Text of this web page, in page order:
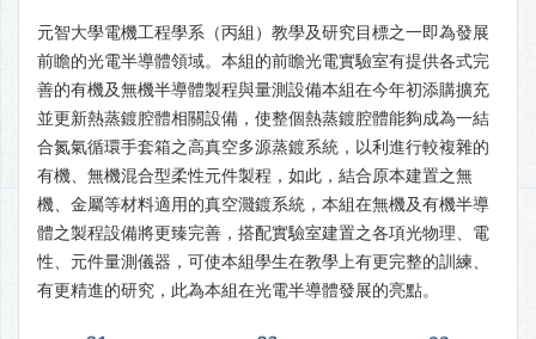
元智大學電機工程學系（丙組）教學及研究目標之一即為發展
前瞻的光電半導體領域。本組的前瞻光電實驗室有提供各式完
善的有機及無機半導體製程與量測設備本組在今年初添購擴充
並更新熱蒸鍍腔體相關設備，使整個熱蒸鍍腔體能夠成為一結
合氮氣循環手套箱之高真空多源蒸鍍系統，以利進行較複雜的
有機、無機混合型柔性元件製程，如此，結合原本建置之無
機、金屬等材料適用的真空濺鍍系統，本組在無機及有機半導
體之製程設備將更臻完善，搭配實驗室建置之各項光物理、電
性、元件量測儀器，可使本組學生在教學上有更完整的訓練、
有更精進的研究，此為本組在光電半導體發展的亮點。